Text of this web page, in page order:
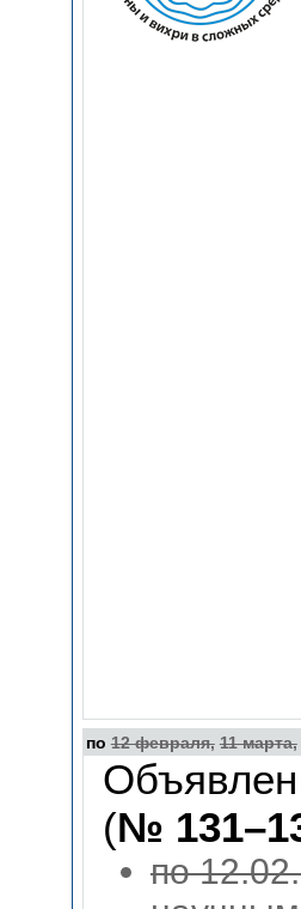
по12 февраля, 11 марта,
(№
по